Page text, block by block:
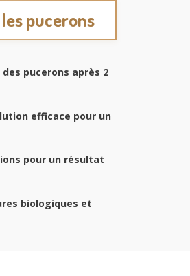
pucerons
pucerons après 2
efficace pour un
pour un résultat
biologiques et